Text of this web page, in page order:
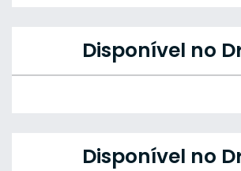
Disponível no
Disponível no